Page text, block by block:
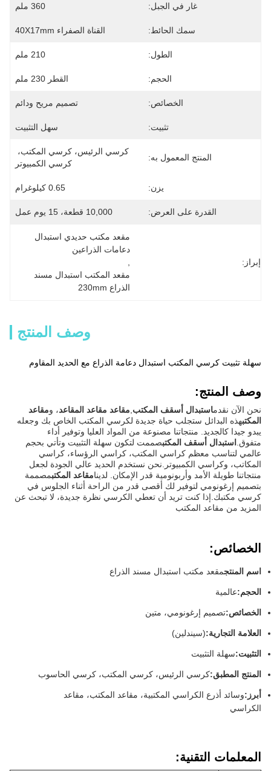
غار في الجبل: 360 ملم
سمك الحائط: القناة الصفراء 40X17mm
الطول: 210 ملم
الحجم: القطر 230 ملم
الخصائص: تصميم مريح ودائم
تثبيت: سهل التثبيت
المنتج المعمول به:
كرسي الكمبيوتر
يزن: 0.65 كيلوغرام
القدرة على العرض: 10,000 قطعة، 15 يوم عمل
إبراز:
دعامات الذراعين
الذراع 230mm
وصف المنتج
سهلة تثبيت كرسي المكتب استبدال دعامة الذراع مع الحديد المقاوم
وصف المنتج:
نحن الآن نقدماستبدال أسقف المكتب مقاعد مقاعد المقاعد، ومقاعد
المكتبهذه البدائل ستجلب حياة جديدة لكرسي المكتب الخاص بك وجعله
يبدو جيدا كالجديد. منتجاتنا مصنوعة من المواد العليا وتوفير أداء
متفوق. استبدال أسقف المكتبصممت لتكون سهلة التثبيت وتأتي بحجم
عالمي لتناسب معظم كراسي المكتب، كراسي الرؤساء، كراسي
المكاتب، وكراسي الكمبيوتر.نحن نستخدم الحديد عالي الجودة لجعل
منتجاتنا طويلة الأمد وأربونومية قدر الإمكان. لدينامقاعد المكتبمصممة
بتصميم إرغونومي لتوفير لك أقصى قدر من الراحة أثناء الجلوس في
كرسي مكتبك.إذا كنت تريد أن تعطي الكرسي نظرة جديدة، لا تبحث عن
المزيد من مقاعد المكتب
الخصائص:
اسم المنتجمقعد مكتب استبدال مسند الذراع
الحجم:عالمية
الخصائص:تصميم إرغونومي، متين
العلامة التجارية:(سيندلين)
التثبيت:سهلة التثبيت
المنتج المطبق:كرسي الرئيس، كرسي المكتب، كرسي الحاسوب
أبرز:وسائد أذرع الكراسي المكتبية، مقاعد المكتب، مقاعد
الكراسي
المعلمات التقنية: